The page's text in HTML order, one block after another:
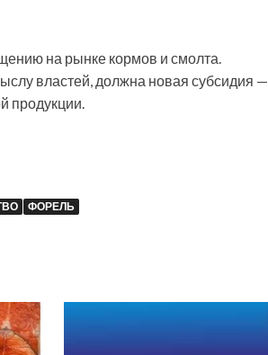
на рынке кормов и смолта.
властей, должна новая субсидия —
продукции.
ФОРЕЛЬ